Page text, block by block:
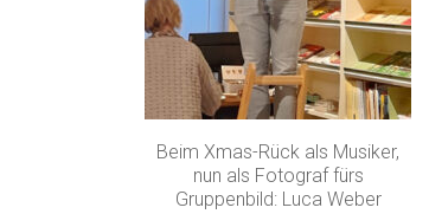
Beim Xmas-Rück als Musiker,
nun als Fotograf fürs
Gruppenbild: Luca Weber